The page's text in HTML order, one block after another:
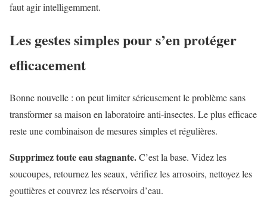
faut agir intelligemment.
Les gestes simples pour s’en protéger
efficacement
Bonne nouvelle : on peut limiter sérieusement le problème sans
transformer sa maison en laboratoire anti-insectes. Le plus efficace
reste une combinaison de mesures simples et régulières.
Supprimez toute eau stagnante.C’est la base. Videz les
soucoupes, retournez les seaux, vérifiez les arrosoirs, nettoyez les
gouttières et couvrez les réservoirs d’eau.